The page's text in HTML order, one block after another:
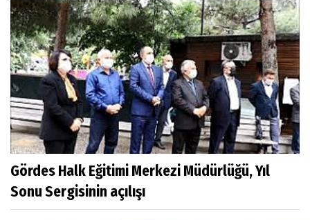
Gördes Halk Eğitimi Merkezi Müdürlüğü, Yıl
Sonu Sergisinin açılışı